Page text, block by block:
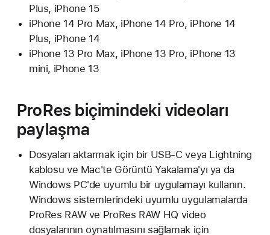
Plus, iPhone 15
iPhone 14 Pro Max, iPhone 14 Pro, iPhone 14
Plus, iPhone 14
iPhone 13 Pro Max, iPhone 13 Pro, iPhone 13
mini, iPhone 13
ProRes biçimindeki videoları
paylaşma
Dosyaları aktarmak için bir USB-C veya Lightning
kablosu ve Mac'te Görüntü Yakalama'yı ya da
Windows PC'de uyumlu bir uygulamayı kullanın.
Windows sistemlerindeki uyumlu uygulamalarda
ProRes RAW ve ProRes RAW HQ video
dosyalarının oynatılmasını sağlamak için